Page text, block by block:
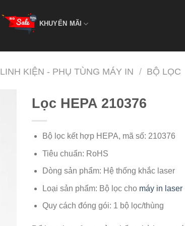
KHUYẾN MÃI
LINH KIỆN - PHỤ TÙNG MÁY IN / BỘ LỌC
Lọc HEPA 210376
Bộ lọc kết hợp HEPA, mã số: 210376
Tiêu chuẩn: RoHS
Dòng sản phẩm: Hệ thống khắc laser
Loại sản phẩm: Bộ lọc cho máy in laser
Quy cách đóng gói: 1 bộ lọc/thùng